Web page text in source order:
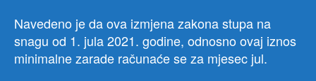
Navedeno je da ova izmjena zakona stupa na
snagu od 1. jula 2021. godine, odnosno ovaj iznos
minimalne zarade računaće se za mjesec jul.